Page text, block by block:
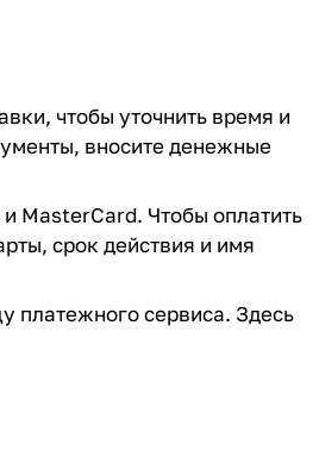
чтобы уточнить время и
вносите денежные
MasterCard. Чтобы оплатить
срок действия и имя
платежного сервиса. Здесь